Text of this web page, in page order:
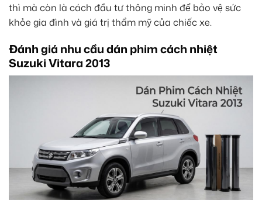
thì mà còn là cách đầu tư thông minh để bảo vệ sức
khỏe gia đình và giá trị thẩm mỹ của chiếc xe.
Đánh giá nhu cầu dán phim cách nhiệt
Suzuki Vitara 2013